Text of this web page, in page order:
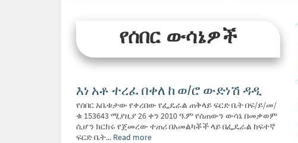
የሰበር ውሳኔዎች
እነ አቶ ተረፈ በቀለ ከ ወ/ሮ ውድነሽ ዳዲ
የሰበር አቤቱታው የቀረበው የፌዴራል ጠቅላይ ፍርድ ቤት በፍ/ይ/መ/
ቁ 153643 ሚያዚያ 26 ቀን 2010 ዓ.ም የሰጠውን ውሳኔ በመቃወም
ሲሆን ክርክሩ የጀመረው ተጠሪ በአመልካቾች ላይ በፌዴራል ከፍተኛ
ፍርድ ቤት... Read more